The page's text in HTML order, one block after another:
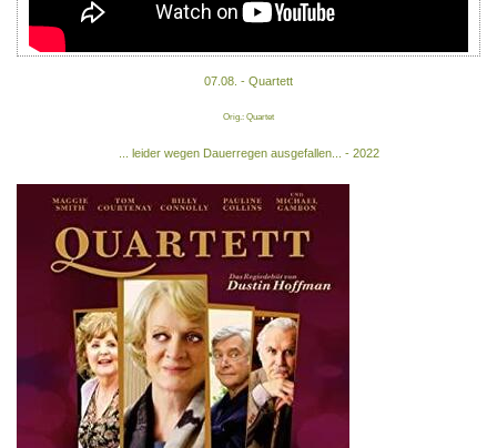
07.08. - Quartett
Orig.: Quartet
... leider wegen Dauerregen ausgefallen... - 2022